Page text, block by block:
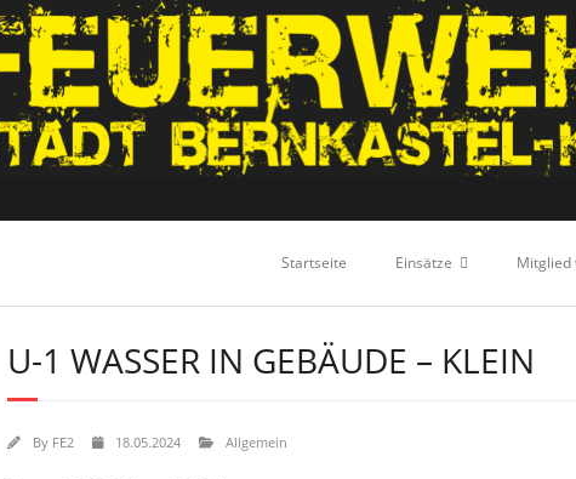
Startseite Einsätze Mitglied
U-1 WASSER IN GEBÄUDE – KLEIN
By FE2 18.05.2024 Allgemein